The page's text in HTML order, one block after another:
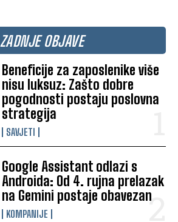
ZADNJE OBJAVE
Beneficije za zaposlenike više
nisu luksuz: Zašto dobre
pogodnosti postaju poslovna
strategija
SAVJETI
Google Assistant odlazi s
Androida: Od 4. rujna prelazak
na Gemini postaje obavezan
KOMPANIJE